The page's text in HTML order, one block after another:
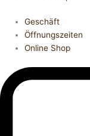
Geschäft
Öffnungszeiten
Online Shop